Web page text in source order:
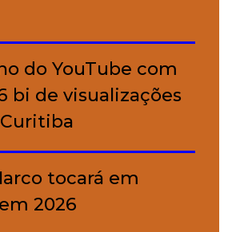
trás da skincare: a
cada ativo
do YouTube com
bi de visualizações
tocará em
2026